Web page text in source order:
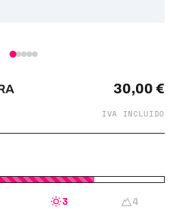
30,00 €
IVA INCLUIDO
3 4